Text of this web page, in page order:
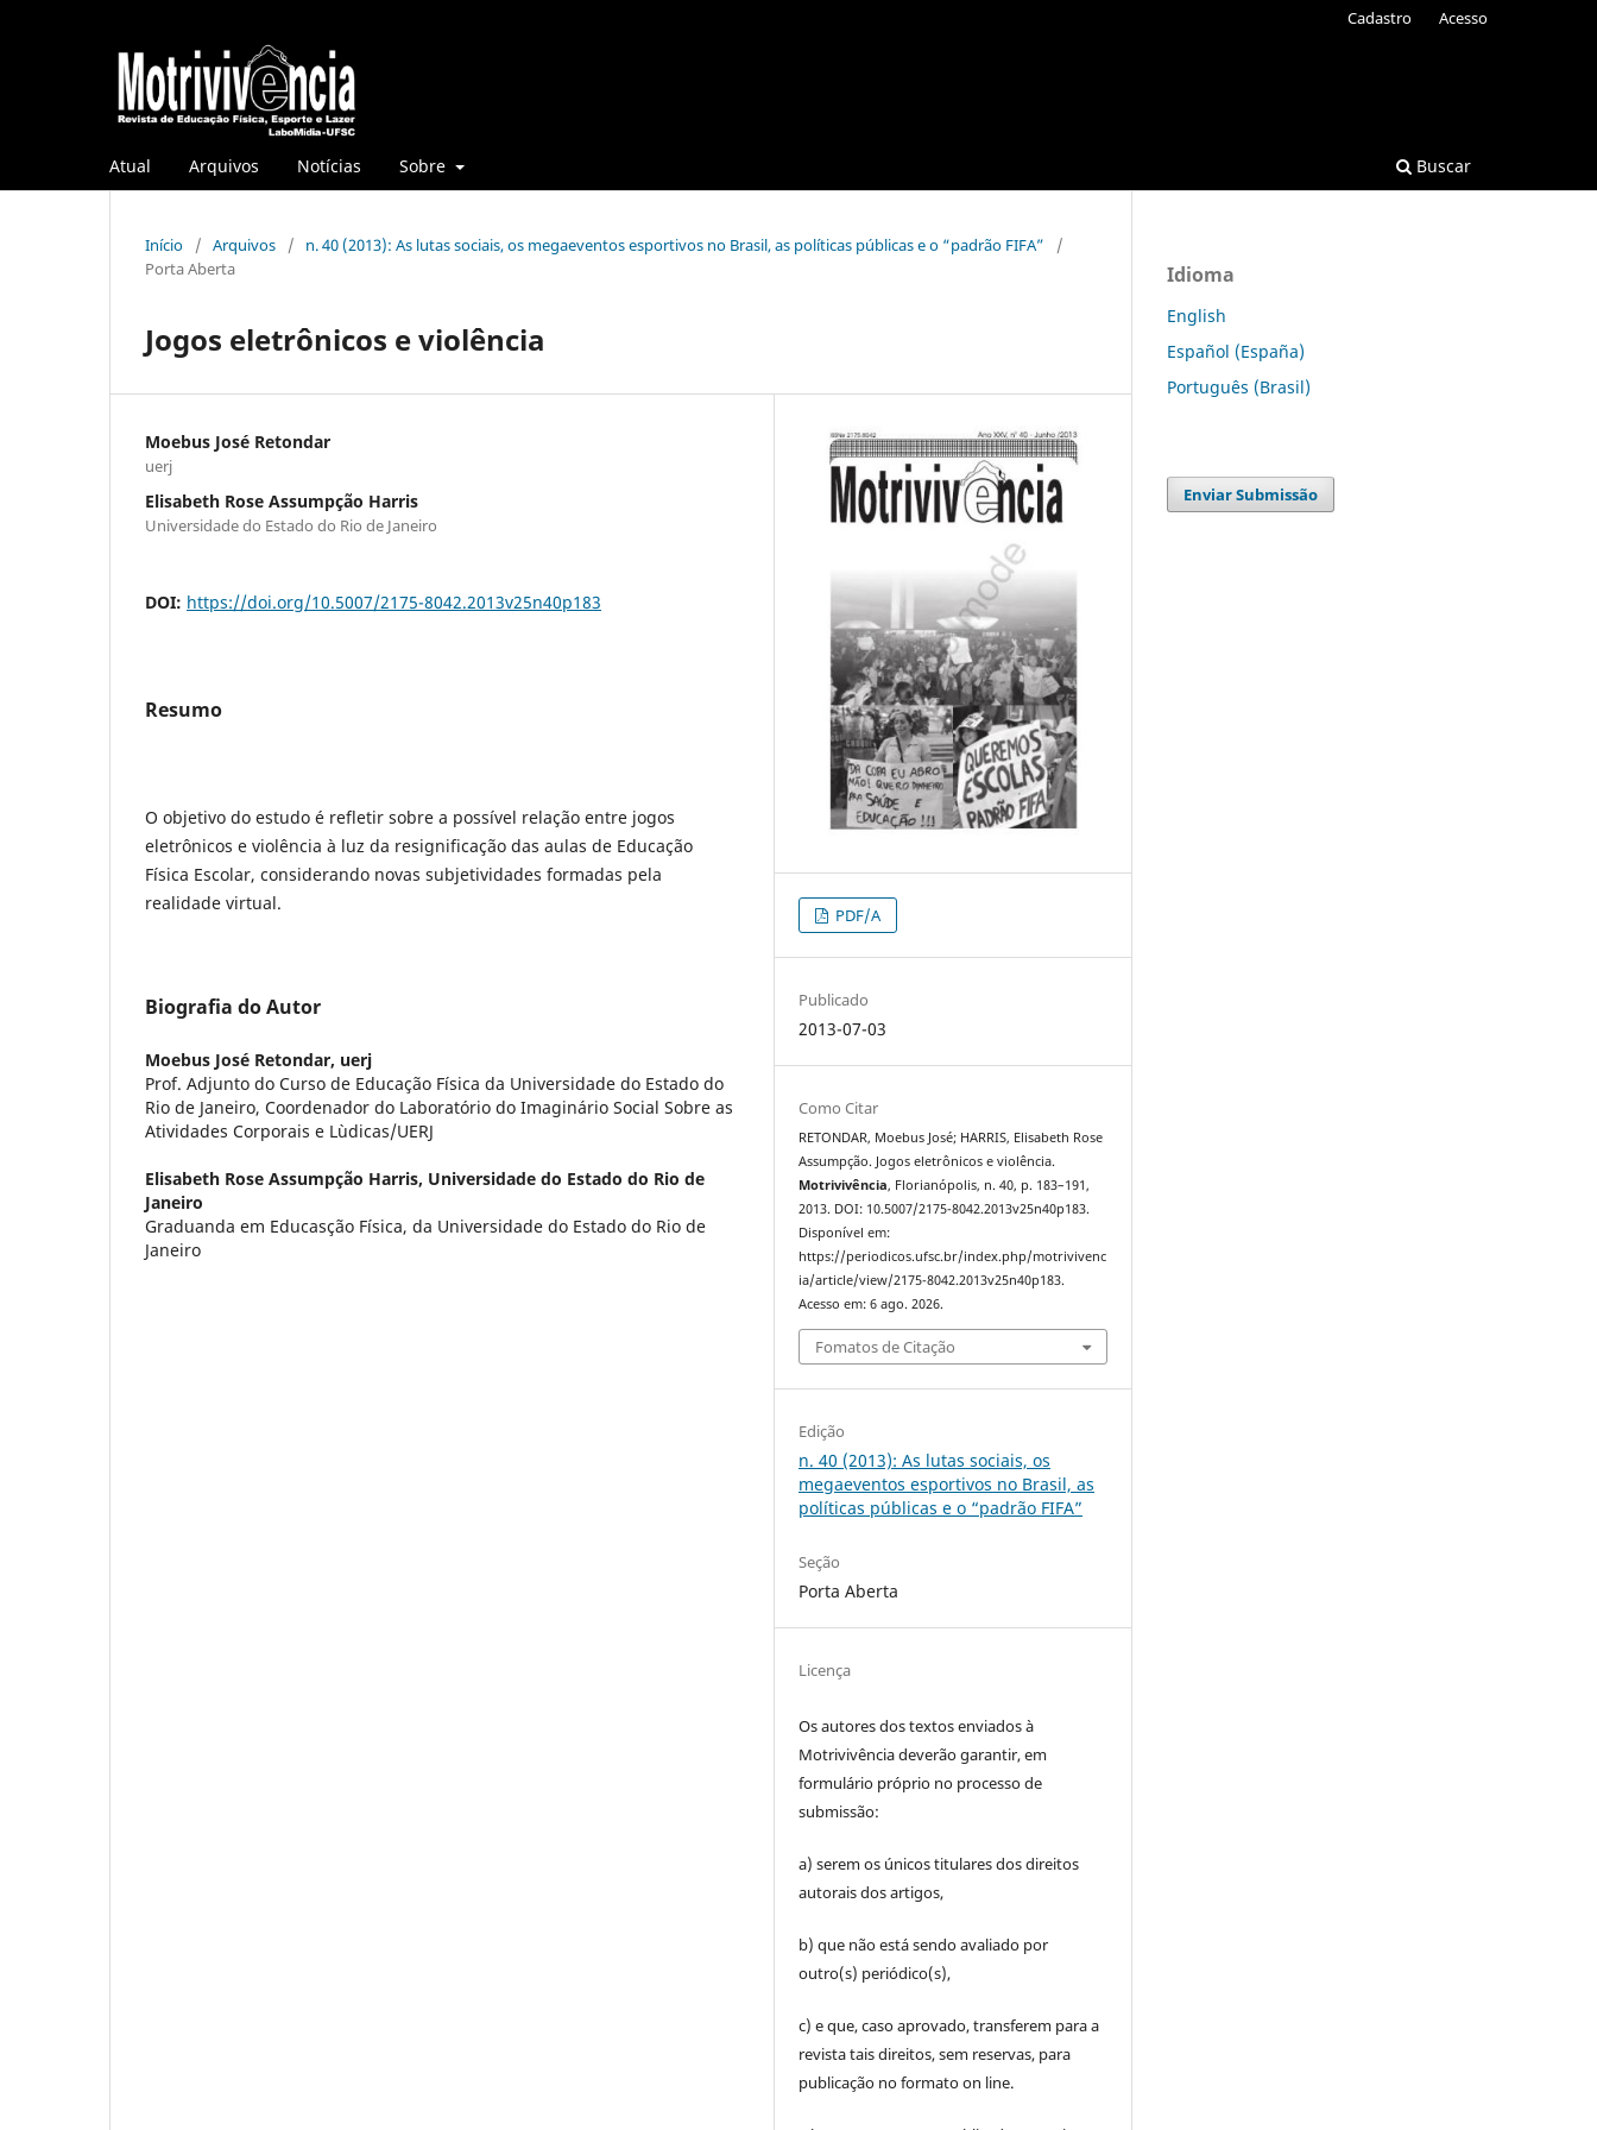
Atual Arquivos Notícias Sobre Buscar
Cadastro Acesso
Início / Arquivos / n. 40 (2013): As lutas sociais, os megaeventos esportivos no Brasil, as políticas públicas e o “padrão FIFA”
/
Porta Aberta
Jogos eletrônicos e violência
Moebus José Retondar
uerj
Elisabeth Rose Assumpção Harris
Universidade do Estado do Rio de Janeiro
DOI: https://doi.org/10.5007/2175-8042.2013v25n40p183
Resumo
O objetivo do estudo é refletir sobre a possível relação entre jogos
eletrônicos e violência à luz da resignificação das aulas de Educação
Física Escolar, considerando novas subjetividades formadas pela
realidade virtual.
Biografia do Autor
Moebus José Retondar, uerj
Prof. Adjunto do Curso de Educação Física da Universidade do Estado do
Rio de Janeiro, Coordenador do Laboratório do Imaginário Social Sobre as
Atividades Corporais e Lùdicas/UERJ
Elisabeth Rose Assumpção Harris, Universidade do Estado do Rio de
Janeiro
Graduanda em Educasção Física, da Universidade do Estado do Rio de
Janeiro
PDF/A
Publicado
2013-07-03
Como Citar
RETONDAR, Moebus José; HARRIS, Elisabeth Rose
Assumpção. Jogos eletrônicos e violência.
Motrivivência, Florianópolis, n. 40, p. 183–191,
2013. DOI: 10.5007/2175-8042.2013v25n40p183.
Disponível em:
https://periodicos.ufsc.br/index.php/motrivivenc
ia/article/view/2175-8042.2013v25n40p183.
Acesso em: 6 ago. 2026.
Fomatos de Citação
Edição
n. 40 (2013): As lutas sociais, os
megaeventos esportivos no Brasil, as
políticas públicas e o “padrão FIFA”
Seção
Porta Aberta
Licença
Os autores dos textos enviados à
Motrivivência deverão garantir, em
formulário próprio no processo de
submissão:
a) serem os únicos titulares dos direitos
autorais dos artigos,
b) que não está sendo avaliado por
outro(s) periódico(s),
c) e que, caso aprovado, transferem para a
revista tais direitos, sem reservas, para
publicação no formato on line.
Idioma
English
Español (España)
Português (Brasil)
Enviar Submissão